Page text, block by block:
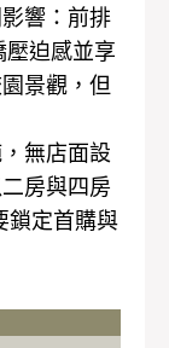
響：前排
壓迫感並享
景觀，但
無店面設
房與四房
鎖定首購與